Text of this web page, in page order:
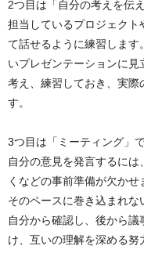
2つ目は「自分の考えを伝
担当しているプロジェクト
て話せるように練習しま
いプレゼンテーションに
考え、練習しておき、実
す。
3つ目は「ミーティング」
自分の意見を発言するに
くなどの事前準備が欠かせ
そのペースに巻き込まれ
自分から確認し、後から
け、互いの理解を深める努